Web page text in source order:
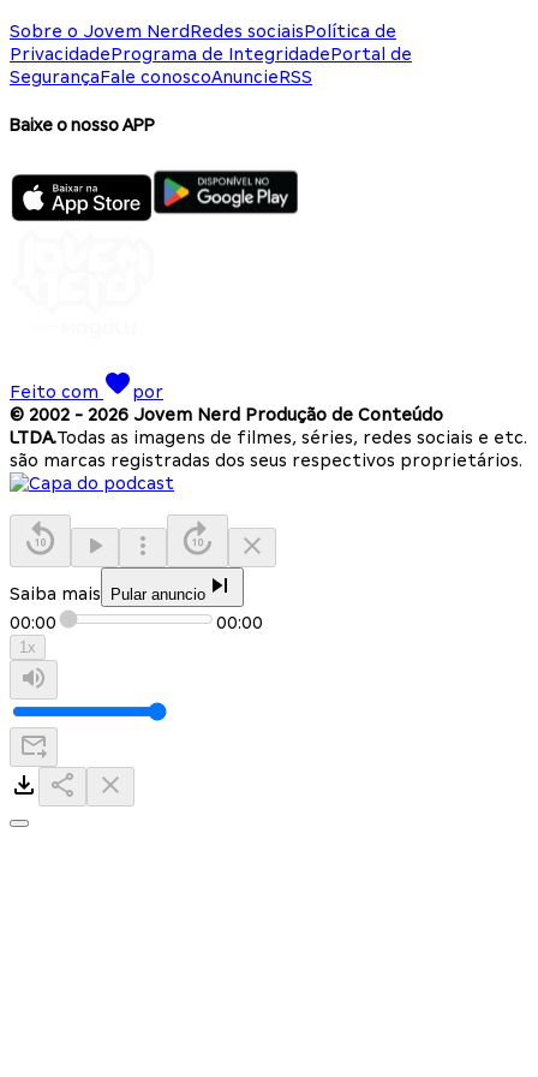
Sobre o Jovem NerdRedes sociaisPolítica de
PrivacidadePrograma de IntegridadePortal de
SegurançaFale conoscoAnuncieRSS
Baixe o nosso APP
Feito com
por
© 2002 - 2026 Jovem Nerd Produção de Conteúdo
LTDA.Todas as imagens de filmes, séries, redes sociais e etc.
são marcas registradas dos seus respectivos proprietários.
Saiba mais Pular anuncio
00:00 00:00
1x